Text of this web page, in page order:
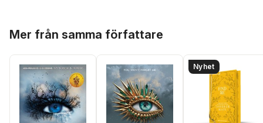
Mer från samma författare
Nyhet